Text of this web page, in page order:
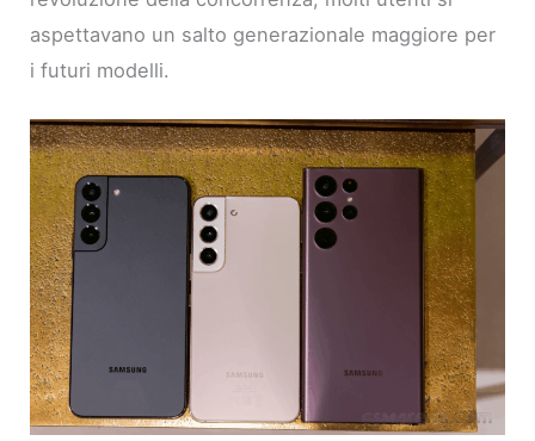
aspettavano un salto generazionale maggiore per
i futuri modelli.